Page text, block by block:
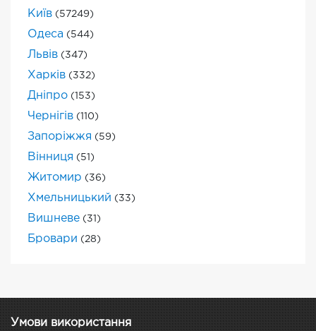
Київ (57249)
Одеса (544)
Львів (347)
Харків (332)
Дніпро (153)
Чернігів (110)
Запоріжжя (59)
Вінниця (51)
Житомир (36)
Хмельницький (33)
Вишневе (31)
Бровари (28)
Умови використання